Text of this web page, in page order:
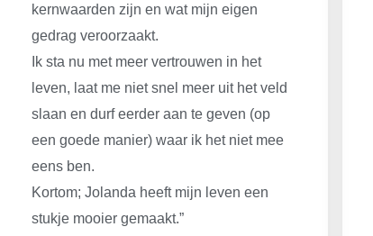
kernwaarden zijn en wat mijn eigen
gedrag veroorzaakt.
Ik sta nu met meer vertrouwen in het
leven, laat me niet snel meer uit het veld
slaan en durf eerder aan te geven (op
een goede manier) waar ik het niet mee
eens ben.
Kortom; Jolanda heeft mijn leven een
stukje mooier gemaakt.”